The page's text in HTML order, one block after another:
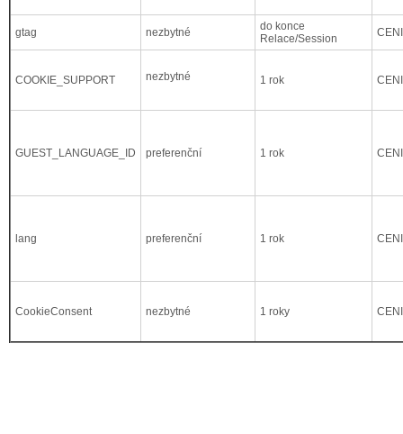
gtag nezbytné
do konce
Relace/Session
COOKIE_SUPPORT nezbytné 1 rok
GUEST_LANGUAGE_ID preferenční 1 rok
lang preferenční 1 rok
CookieConsent nezbytné 1 roky